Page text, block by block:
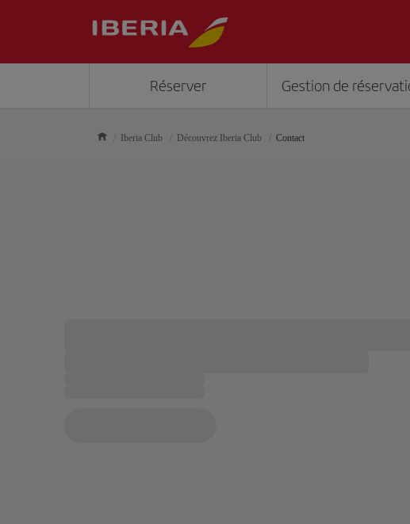
Réserver Gestion de
Iberia Club Découvrez Iberia Club Contact